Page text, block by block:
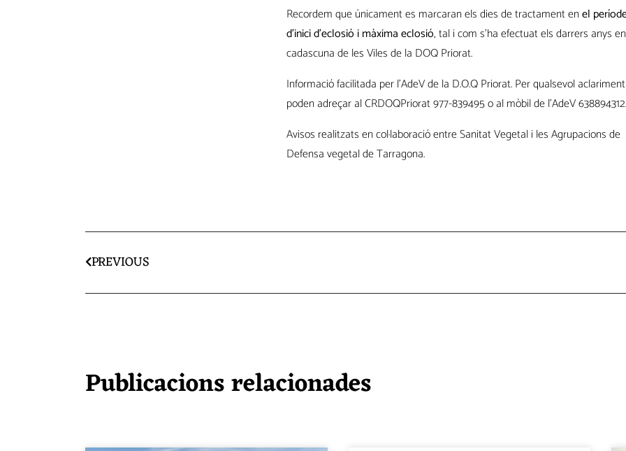
Recordem que únicament es marcaran els dies de tractament enel
d’inici d’eclosió i màxima eclosió, tal i com s’ha efectuat els darrers anys en
cadascuna de les Viles de la DOQ Priorat.
Informació facilitada per l’AdeV de la D.O.Q Priorat. Per qualsevol
poden adreçar al CRDOQPriorat 977-839495 o al mòbil de l’AdeV
Avisos realitzats en col·laboració entre Sanitat Vegetal i les Agrupacions de
Defensa vegetal de Tarragona.
PREVIOUS
Publicacions relacionades